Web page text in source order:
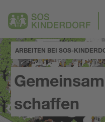
ARBEITEN BEI SOS-
schaffen